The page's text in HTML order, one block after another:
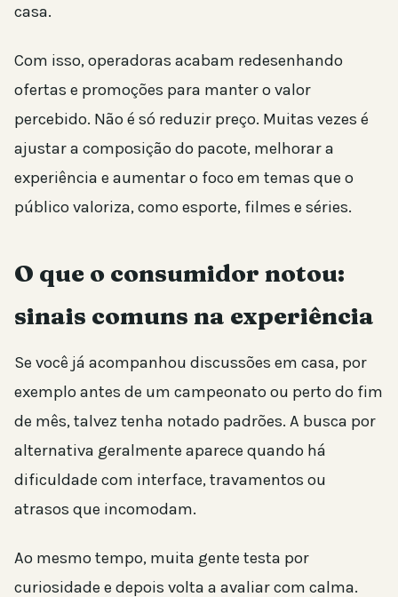
casa.
Com isso, operadoras acabam redesenhando
ofertas e promoções para manter o valor
percebido. Não é só reduzir preço. Muitas vezes é
ajustar a composição do pacote, melhorar a
experiência e aumentar o foco em temas que o
público valoriza, como esporte, filmes e séries.
O que o consumidor notou:
sinais comuns na experiência
Se você já acompanhou discussões em casa, por
exemplo antes de um campeonato ou perto do fim
de mês, talvez tenha notado padrões. A busca por
alternativa geralmente aparece quando há
dificuldade com interface, travamentos ou
atrasos que incomodam.
Ao mesmo tempo, muita gente testa por
curiosidade e depois volta a avaliar com calma.